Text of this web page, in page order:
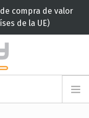
compra de valor
de la UE)